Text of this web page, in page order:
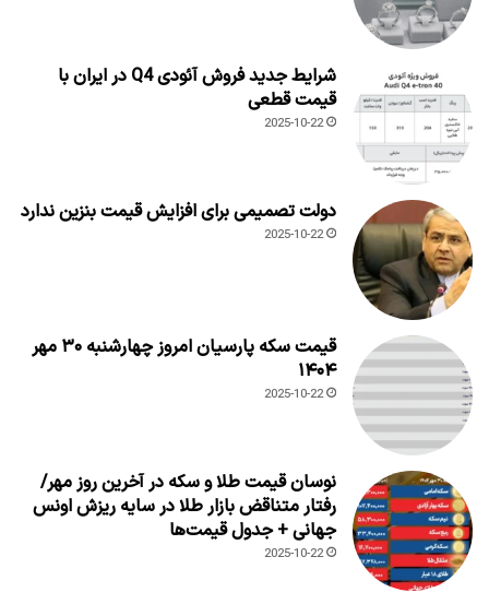
شرایط جدید فروش آئودی Q4 در ایران با
قیمت قطعی
2025-10-22
دولت تصمیمی برای افزایش قیمت بنزین ندارد
2025-10-22
قیمت سکه پارسیان امروز چهارشنبه ۳۰ مهر
۱۴۰۴
2025-10-22
نوسان قیمت طلا و سکه در آخرین روز مهر/
رفتار متناقض بازار طلا در سایه ریزش اونس
جهانی + جدول قیمت‌ها
2025-10-22